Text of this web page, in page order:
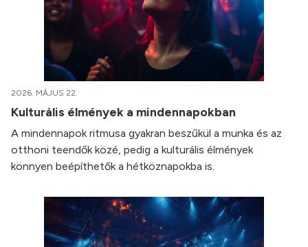
2026. MÁJUS 22.
Kulturális élmények a mindennapokban
A mindennapok ritmusa gyakran beszűkül a munka és az
otthoni teendők közé, pedig a kulturális élmények
könnyen beépíthetők a hétköznapokba is.